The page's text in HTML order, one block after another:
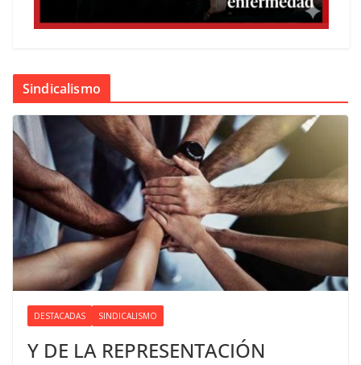
Sindicalismo
DESTACADAS SINDICALISMO
Y DE LA REPRESENTACIÓN